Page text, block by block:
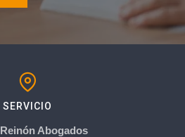
SERVICIO
Abogados